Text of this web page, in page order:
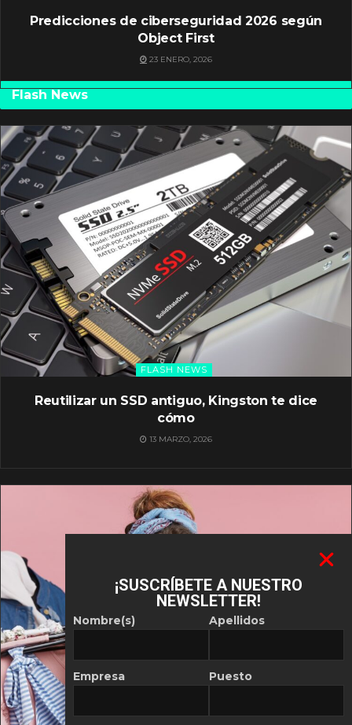
Predicciones de ciberseguridad 2026 según
Object First
23 ENERO, 2026
Flash News
FLASH NEWS
Reutilizar un SSD antiguo, Kingston te dice
cómo
13 MARZO, 2026
¡SUSCRÍBETE A NUESTRO
NEWSLETTER!
Nombre(s)
Empresa
Apellidos
Puesto